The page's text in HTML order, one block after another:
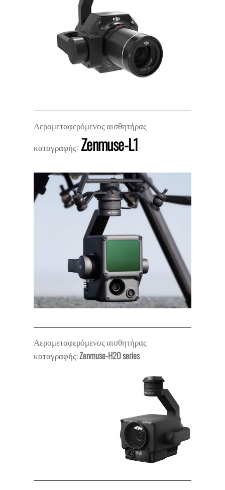
Αερομεταφερόμενος αισθητήρας
καταγραφής: Zenmuse-L1
Αερομεταφερόμενος αισθητήρας
καταγραφής:Zenmuse-H20 series